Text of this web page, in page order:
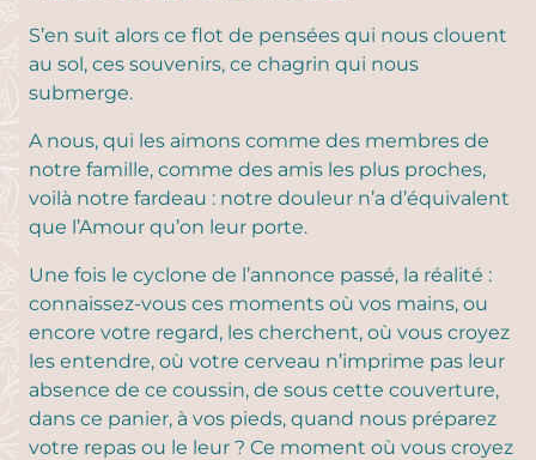
S’en suit alors ce flot de pensées qui nous clouent
au sol, ces souvenirs, ce chagrin qui nous
submerge.
A nous, qui les aimons comme des membres de
notre famille, comme des amis les plus proches,
voilà notre fardeau : notre douleur n’a d’équivalent
que l’Amour qu’on leur porte.
Une fois le cyclone de l’annonce passé, la réalité :
connaissez-vous ces moments où vos mains, ou
encore votre regard, les cherchent, où vous croyez
les entendre, où votre cerveau n’imprime pas leur
absence de ce coussin, de sous cette couverture,
dans ce panier, à vos pieds, quand nous préparez
votre repas ou le leur ? Ce moment où vous croyez